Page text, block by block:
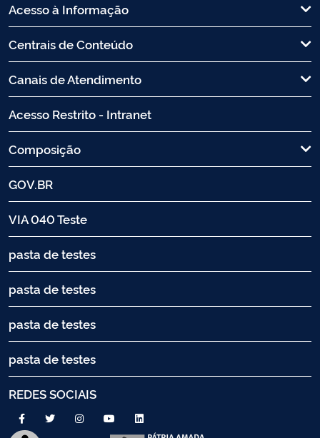
Acesso à Informação
Centrais de Conteúdo
Canais de Atendimento
Acesso Restrito - Intranet
Composição
GOV.BR
VIA 040 Teste
pasta de testes
pasta de testes
pasta de testes
pasta de testes
REDES SOCIAIS